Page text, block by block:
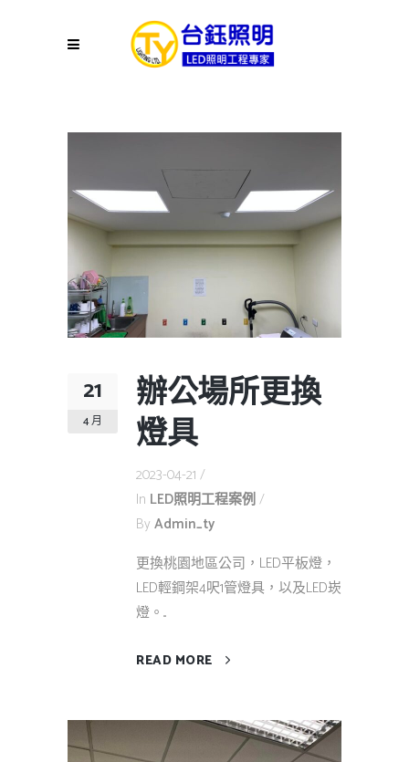
21
4 月
辦公場所更換
燈具
2023-04-21
In LED照明工程案例
By Admin_ty
更換桃園地區公司，LED平板燈，
LED輕鋼架4呎1管燈具，以及LED崁
燈。...
READ MORE